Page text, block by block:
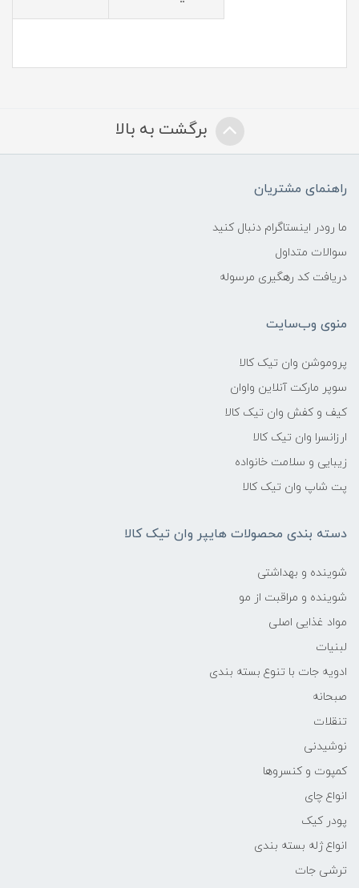
برگشت به بالا
راهنمای مشتریان
ما رودر اینستاگرام دنبال کنید
سوالات متداول
دریافت کد رهگیری مرسوله
منوی وب‌سایت
پروموشن وان تیک کالا
سوپر مارکت آنلاین واوان
کیف و کفش وان تیک کالا
ارزانسرا وان تیک کالا
زیبایی و سلامت خانواده
پت شاپ وان تیک کالا
دسته بندی محصولات هایپر وان تیک کالا
شوینده و بهداشتی
شوینده و مراقبت از مو
مواد غذایی اصلی
لبنیات
ادویه جات با تنوع بسته بندی
صبحانه
تنقلات
نوشیدنی
کمپوت و کنسروها
انواع چای
پودر کیک
انواع ژله بسته بندی
ترشی جات